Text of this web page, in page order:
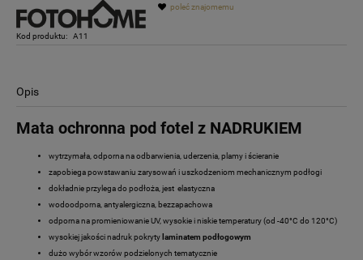
Kod produktu: A11
poleć znajomemu
Opis
Mata ochronna pod fotel z NADRUKIEM
wytrzymała, odporna na odbarwienia, uderzenia, plamy i ścieranie
zapobiega powstawaniu zarysowań i uszkodzeniom mechanicznym podłogi
dokładnie przylega do podłoża, jest elastyczna
wodoodporna, antyalergiczna, bezzapachowa
odporna na promieniowanie UV, wysokie i niskie temperatury (od -40°C do 120°C)
wysokiej jakości nadruk pokryty laminatem podłogowym
dużo wybór wzorów podzielonych tematycznie